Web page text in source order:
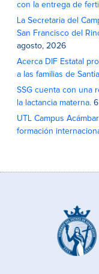
con la entrega de
La Secretaria del
San Francisco del
agosto, 2026
Acerca DIF Estatal
a las familias de
SSG cuenta con una
la lactancia materna.
UTL Campus
formación